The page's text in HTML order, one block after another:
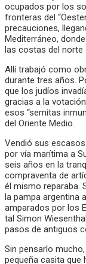
ocupados por los
fronteras del
precauciones,
Mediterráneo,
las costas del norte
Allí trabajó como
durante tres años.
que los judíos
gracias a la
esos “semitas
del Oriente Medio.
Vendió sus
por vía marítima a
seis años en la
compraventa de
él mismo reparaba.
la pampa argentina
amparados por los
tal Simon
pasos de antiguos
Sin pensarlo
pequeña casita que